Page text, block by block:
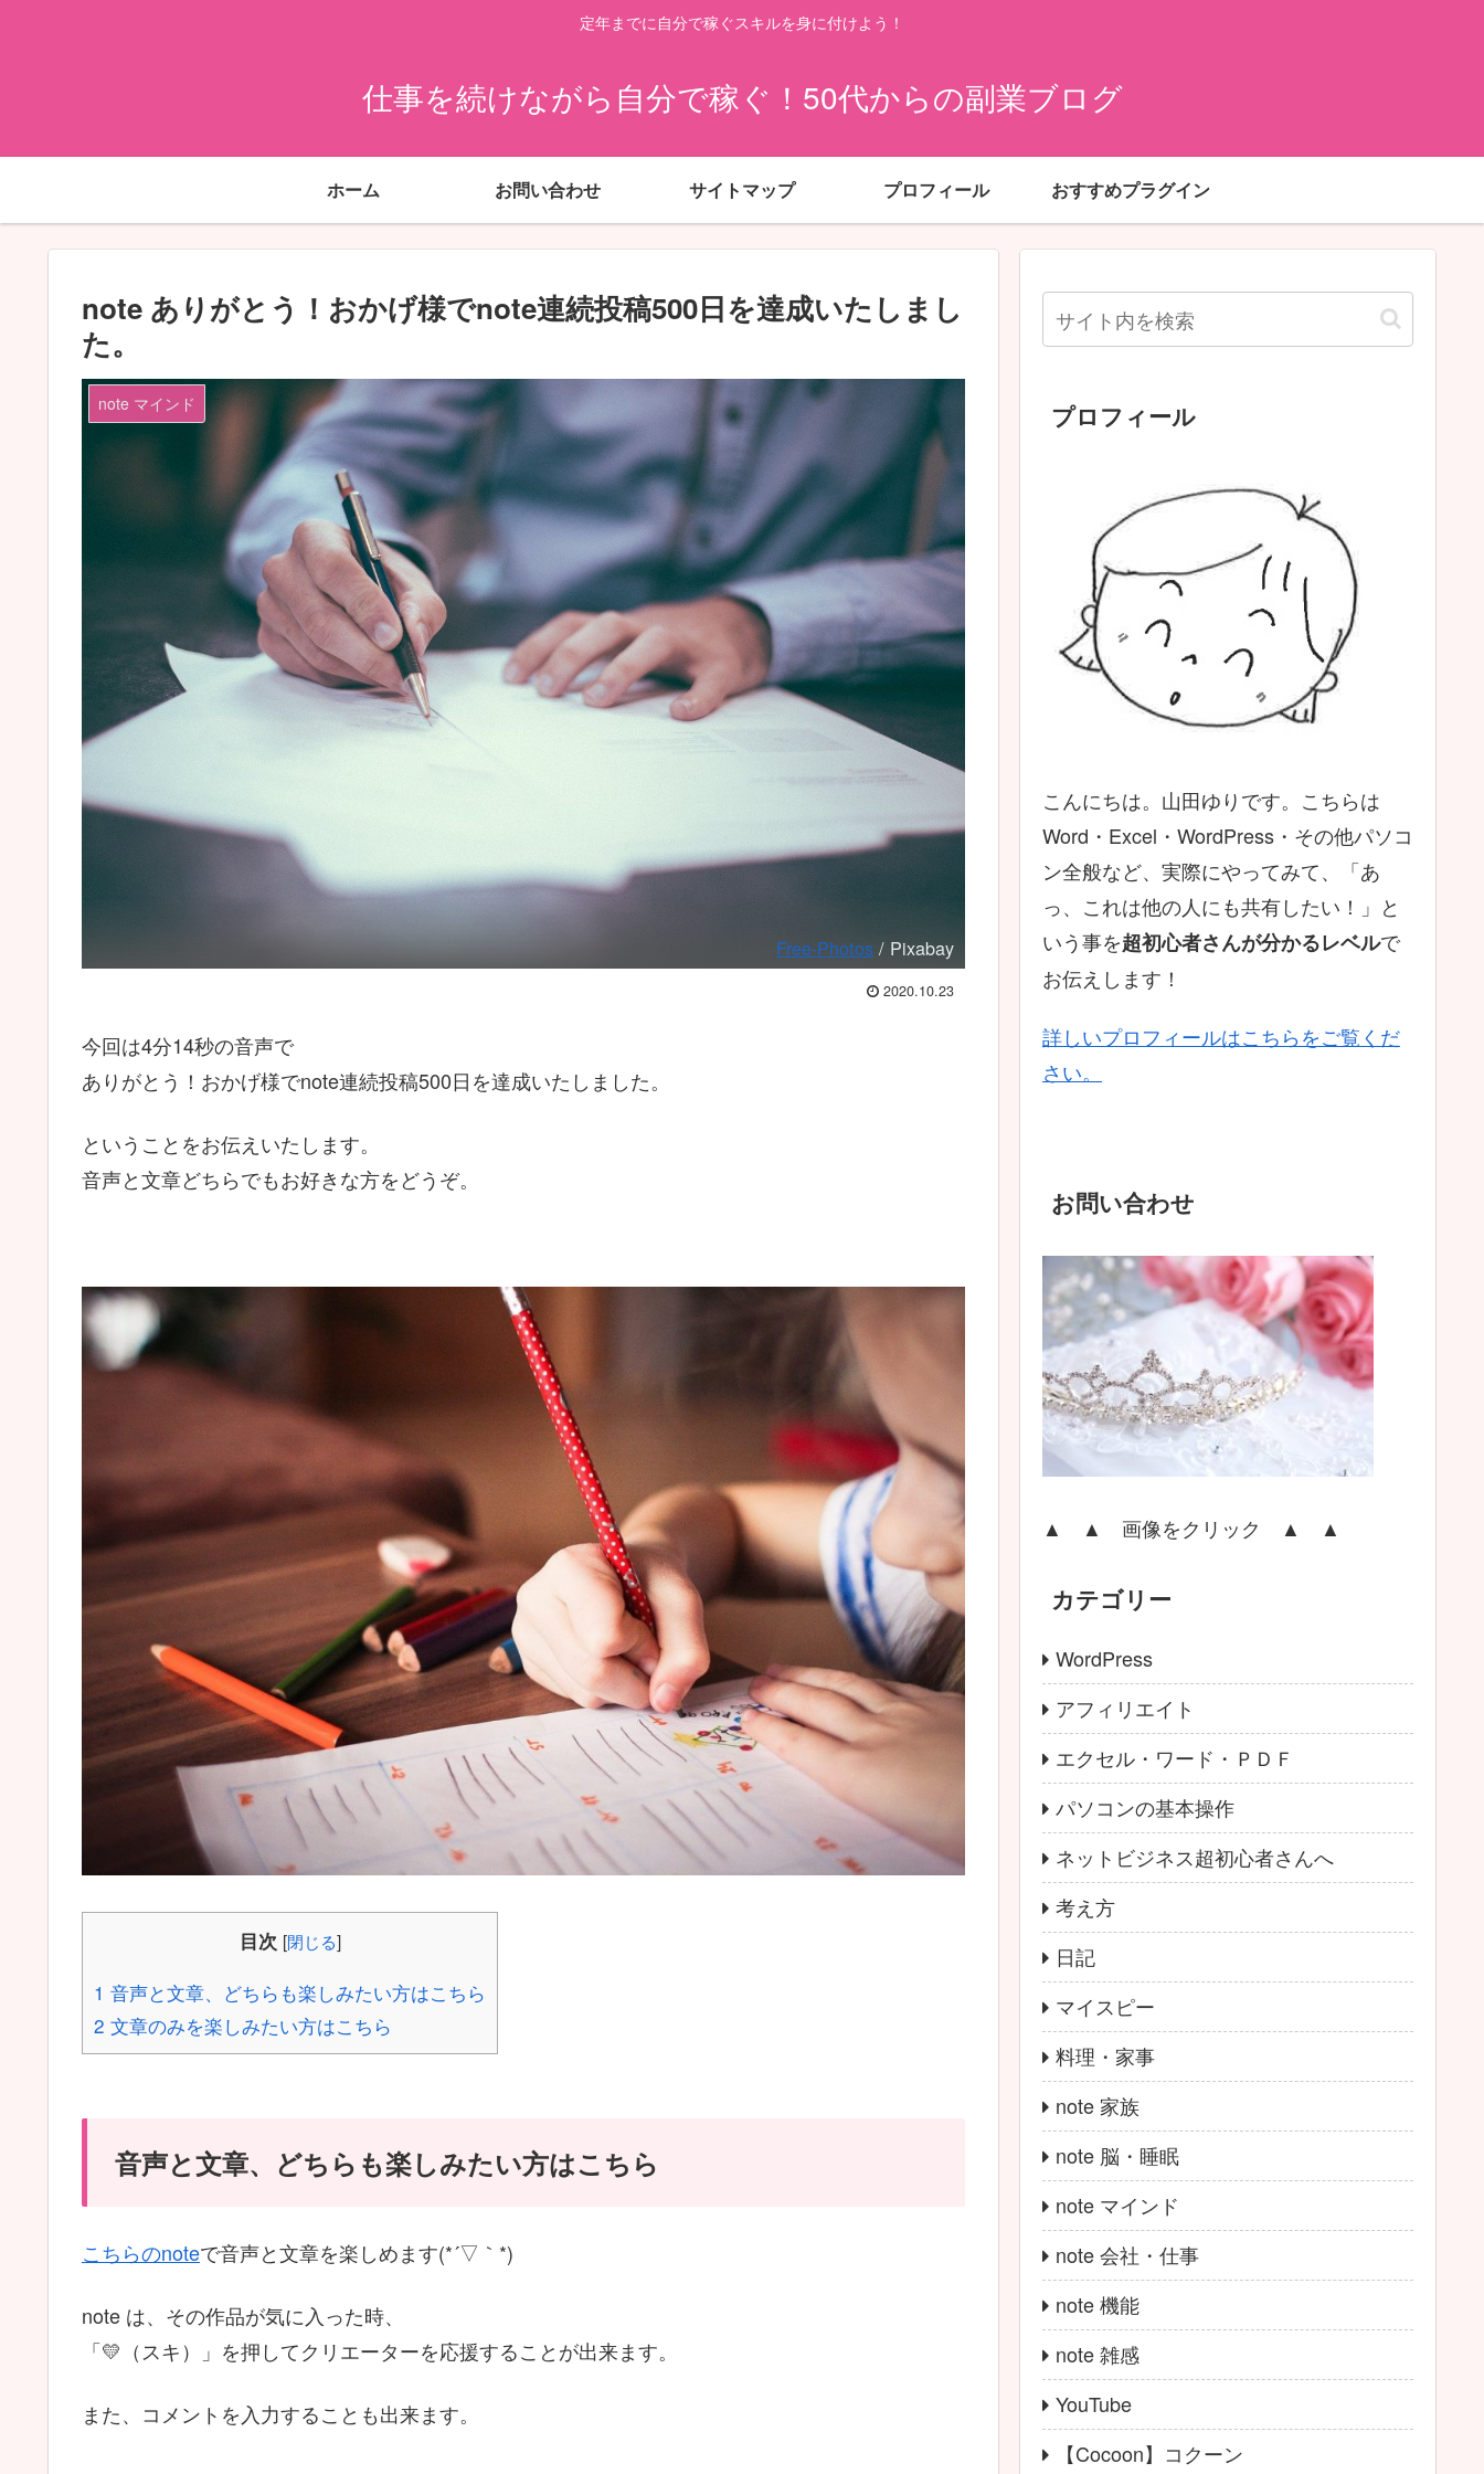
定年までに自分で稼ぐスキルを身に付けよう！
仕事を続けながら自分で稼ぐ！50代からの副業ブログ
ホーム お問い合わせ サイトマップ プロフィール おすすめプラグイン
note ありがとう！おかげ様でnote連続投稿500日を達成いたしまし
た。
note マインド
Free-Photos / Pixabay
2020.10.23
今回は4分14秒の音声で
ありがとう！おかげ様でnote連続投稿500日を達成いたしました。
ということをお伝えいたします。
音声と文章どちらでもお好きな方をどうぞ。
目次 [閉じる]
1 音声と文章、どちらも楽しみたい方はこちら
2 文章のみを楽しみたい方はこちら
音声と文章、どちらも楽しみたい方はこちら
こちらのnoteで音声と文章を楽しめます(*´▽｀*)
note は、その作品が気に入った時、
「💛（スキ）」を押してクリエーターを応援することが出来ます。
また、コメントを入力することも出来ます。
プロフィール
こんにちは。山田ゆりです。こちらは
Word・Excel・WordPress・その他パソコ
ン全般など、実際にやってみて、「あ
っ、これは他の人にも共有したい！」と
いう事を超初心者さんが分かるレベルで
お伝えします！
詳しいプロフィールはこちらをご覧くだ
さい。
お問い合わせ
▲ ▲ 画像をクリック ▲ ▲
カテゴリー
WordPress
アフィリエイト
エクセル・ワード・ＰＤＦ
パソコンの基本操作
ネットビジネス超初心者さんへ
考え方
日記
マイスピー
料理・家事
note 家族
note 脳・睡眠
note マインド
note 会社・仕事
note 機能
note 雑感
YouTube
【Cocoon】コクーン